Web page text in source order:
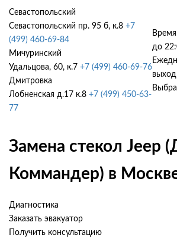
Севастопольский
Севастопольский пр. 95 б, к.8 +7
(499) 460-69-84
Мичуринский
Удальцова, 60, к.7 +7 (499) 460-69-76
Дмитровка
Лобненская д.17 к.8 +7 (499) 450-63-
77
до
Замена стекол Jeep
Коммандер) в
Диагностика
Заказать эвакуатор
Получить консультацию